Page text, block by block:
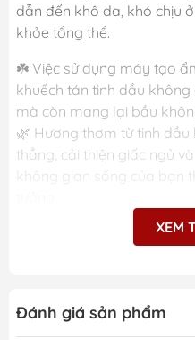
dẫn đến khô da, khó chịu
khỏe tổng thể.
☘️ Việc sử dụng máy tạo
khuếch tán tinh dầu
mà còn mang lại bầu
🌿 Hương thơm từ tinh
thẳng, cải thiện giấc ngủ
không gian sống của bạn
💧 Máy tạo ẩm Lomaya
mang đến sự tiện lợi tối ưu.
XEM
Đánh giá sản phẩm